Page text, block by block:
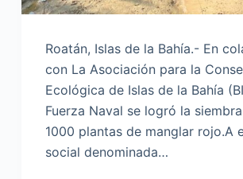
Roatán, Islas de la Bahía.- En
con La Asociación para la
Ecológica de Islas de la Bahía
Fuerza Naval se logró la
1000 plantas de manglar rojo.A
social denominada…